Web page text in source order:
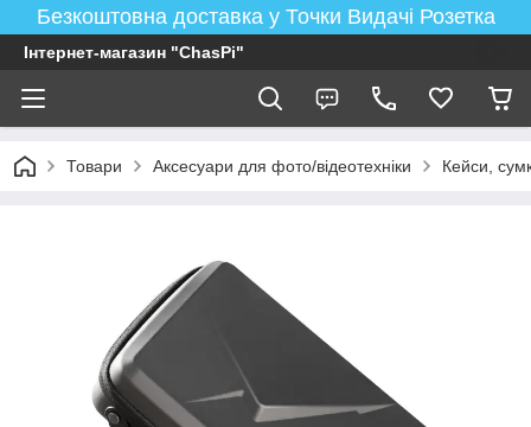
Безкоштовна доставка у Точки Видачі Розетка
Інтернет-магазин "ChasPi"
Товари Аксесуари для фото/відеотехніки Кейси,